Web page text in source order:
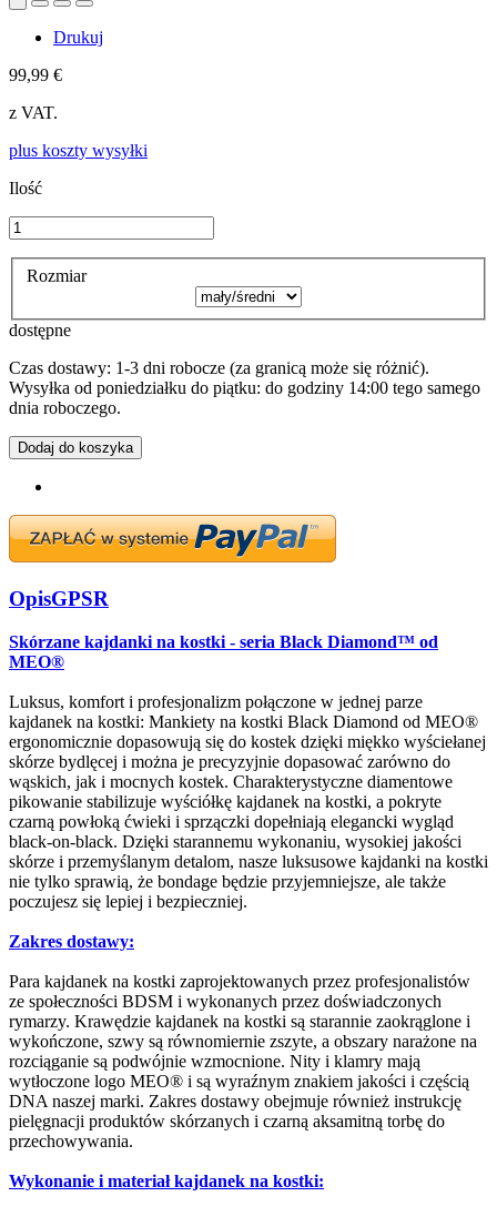
Drukuj
99,99 €
z VAT.
plus koszty wysyłki
Ilość
Rozmiar
dostępne
Czas dostawy: 1-3 dni robocze (za granicą może się różnić).
Wysyłka od poniedziałku do piątku: do godziny 14:00 tego samego
dnia roboczego.
Dodaj do koszyka
OpisGPSR
Skórzane kajdanki na kostki - seria Black Diamond™ od
MEO®
Luksus, komfort i profesjonalizm połączone w jednej parze
kajdanek na kostki: Mankiety na kostki Black Diamond od MEO®
ergonomicznie dopasowują się do kostek dzięki miękko wyściełanej
skórze bydlęcej i można je precyzyjnie dopasować zarówno do
wąskich, jak i mocnych kostek. Charakterystyczne diamentowe
pikowanie stabilizuje wyściółkę kajdanek na kostki, a pokryte
czarną powłoką ćwieki i sprzączki dopełniają elegancki wygląd
black-on-black. Dzięki starannemu wykonaniu, wysokiej jakości
skórze i przemyślanym detalom, nasze luksusowe kajdanki na kostki
nie tylko sprawią, że bondage będzie przyjemniejsze, ale także
poczujesz się lepiej i bezpieczniej.
Zakres dostawy:
Para kajdanek na kostki zaprojektowanych przez profesjonalistów
ze społeczności BDSM i wykonanych przez doświadczonych
rymarzy. Krawędzie kajdanek na kostki są starannie zaokrąglone i
wykończone, szwy są równomiernie zszyte, a obszary narażone na
rozciąganie są podwójnie wzmocnione. Nity i klamry mają
wytłoczone logo MEO® i są wyraźnym znakiem jakości i częścią
DNA naszej marki. Zakres dostawy obejmuje również instrukcję
pielęgnacji produktów skórzanych i czarną aksamitną torbę do
przechowywania.
Wykonanie i materiał kajdanek na kostki: